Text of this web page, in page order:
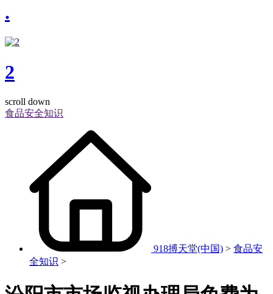
.
2
scroll down
食品安全知识
918搏天堂(中国) > 食品安
全知识 >